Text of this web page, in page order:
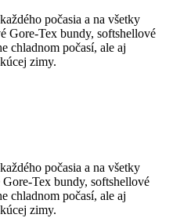
počasia a na všetky
Gore-Tex bundy, softshellové
chladnom počasí, ale aj
zimy.
počasia a na všetky
Tex bundy, softshellové
chladnom počasí, ale aj
zimy.